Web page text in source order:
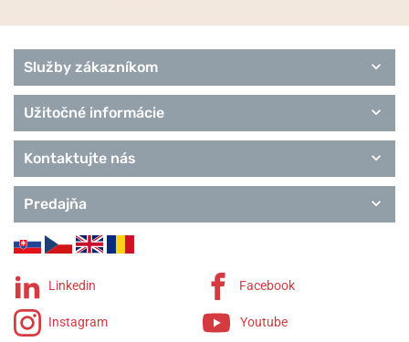
Služby zákazníkom
Užitočné informácie
Kontaktujte nás
Predajňa
Linkedin Facebook
Instagram Youtube